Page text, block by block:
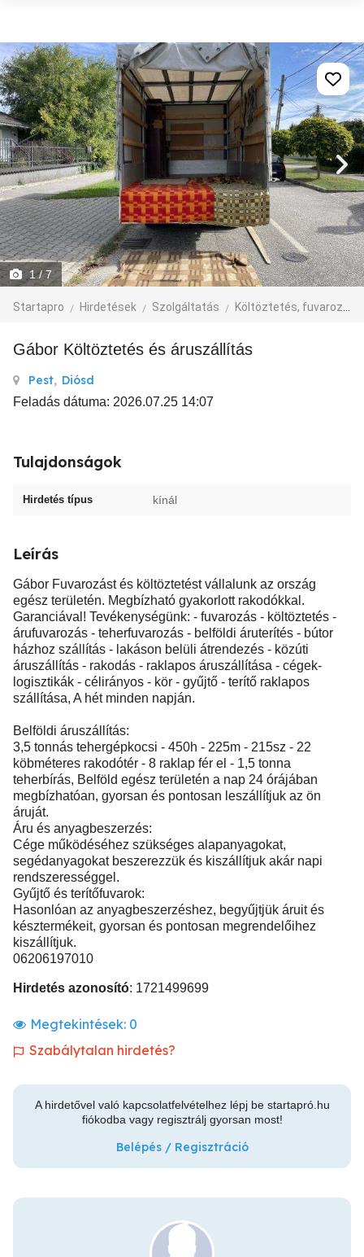
1/ 7
Startapro Hirdetések Szolgáltatás Költöztetés, fuvarozás, járműbérlés
Gábor Költöztetés és áruszállítás
Pest, Diósd
Feladás dátuma: 2026.07.25 14:07
Tulajdonságok
Hirdetés típus kínál
Leírás
Gábor Fuvarozást és költöztetést vállalunk az ország
egész területén. Megbízható gyakorlott rakodókkal.
Garanciával! Tevékenységünk: - fuvarozás - költöztetés -
árufuvarozás - teherfuvarozás - belföldi áruterítés - bútor
házhoz szállítás - lakáson belüli átrendezés - közúti
áruszállítás - rakodás - raklapos áruszállítása - cégek-
logisztikák - célirányos - kör - gyűjtő - terítő raklapos
szállítása, A hét minden napján.
Belföldi áruszállítás:
3,5 tonnás tehergépkocsi - 450h - 225m - 215sz - 22
köbméteres rakodótér - 8 raklap fér el - 1,5 tonna
teherbírás, Belföld egész területén a nap 24 órájában
megbízhatóan, gyorsan és pontosan leszállítjuk az ön
áruját.
Áru és anyagbeszerzés:
Cége működéséhez szükséges alapanyagokat,
segédanyagokat beszerezzük és kiszállítjuk akár napi
rendszerességgel.
Gyűjtő és terítőfuvarok:
Hasonlóan az anyagbeszerzéshez, begyűjtjük áruit és
késztermékeit, gyorsan és pontosan megrendelőihez
kiszállítjuk.
06206197010
Hirdetés azonosító: 1721499699
Megtekintések: 0
Szabálytalan hirdetés?
A hirdetővel való kapcsolatfelvételhez lépj be startapró.hu
fiókodba vagy regisztrálj gyorsan most!
Belépés / Regisztráció